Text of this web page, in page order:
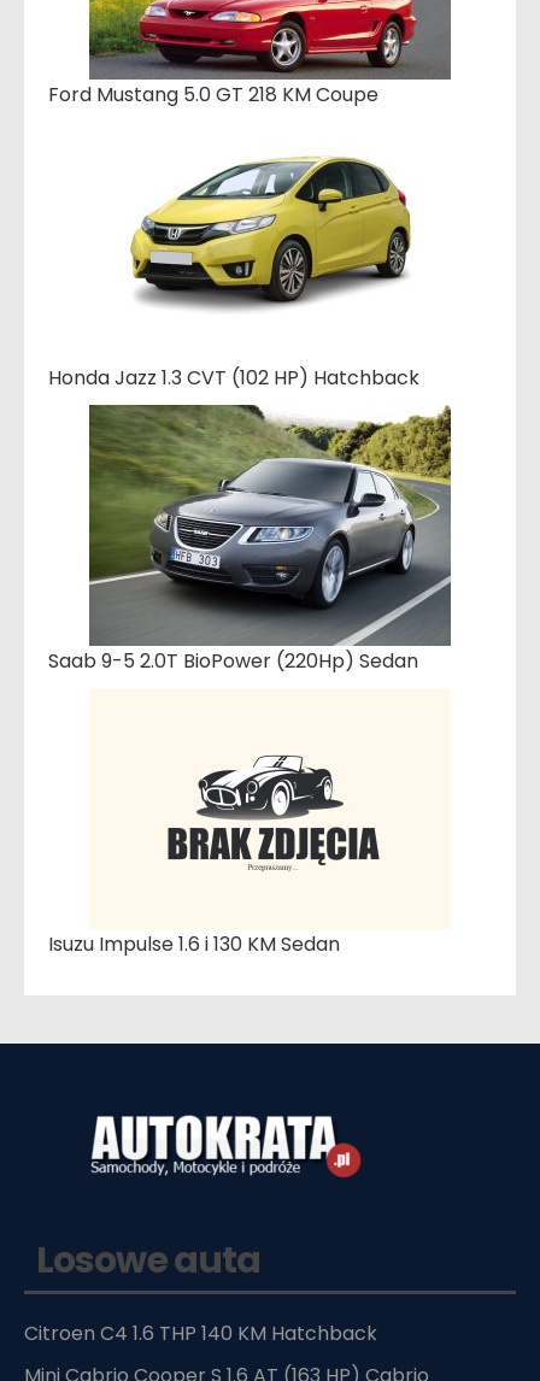
Ford Mustang 5.0 GT 218 KM Coupe
Honda Jazz 1.3 CVT (102 HP) Hatchback
Saab 9-5 2.0T BioPower (220Hp) Sedan
Isuzu Impulse 1.6 i 130 KM Sedan
Losowe auta
Citroen C4 1.6 THP 140 KM Hatchback